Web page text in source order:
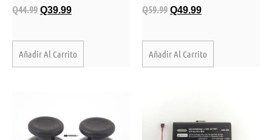
Q44.99 Q39.99
Añadir Al Carrito
Q59.99 Q49.99
Añadir Al Carrito